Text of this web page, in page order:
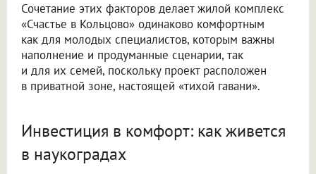
Сочетание этих факторов делает жилой комплекс
«Счастье в Кольцово» одинаково комфортным
как для молодых специалистов, которым важны
наполнение и продуманные сценарии, так
и для их семей, поскольку проект расположен
в приватной зоне, настоящей «тихой гавани».
Инвестиция в комфорт: как живется
в наукоградах